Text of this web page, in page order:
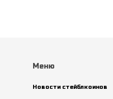
Меню
Новости стейблкоинов